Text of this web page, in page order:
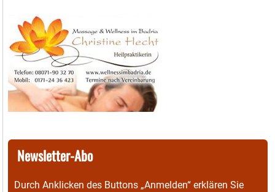
Newsletter-Abo
Durch Anklicken des Buttons „Anmelden“ erklären Sie